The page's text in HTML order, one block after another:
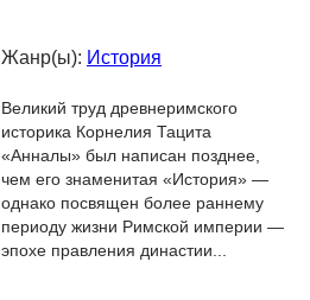
Жанр(ы): История
Великий труд древнеримского
историка Корнелия Тацита
«Анналы» был написан позднее,
чем его знаменитая «История» —
однако посвящен более раннему
периоду жизни Римской империи —
эпохе правления династии...